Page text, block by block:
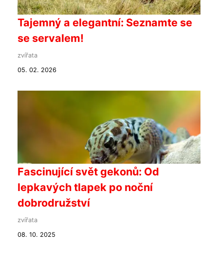
Tajemný a elegantní: Seznamte se
se servalem!
zvířata
05. 02. 2026
Fascinující svět gekonů: Od
lepkavých tlapek po noční
dobrodružství
zvířata
08. 10. 2025